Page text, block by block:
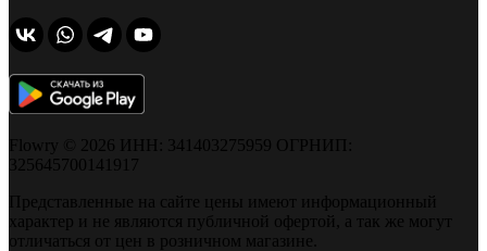
Flowry © 2026 ИНН: 341403275959 ОГРНИП:
325645700141917
Представленные на сайте цены имеют информационный
характер и не являются публичной офертой, а так же могут
отличаться от цен в розничном магазине.